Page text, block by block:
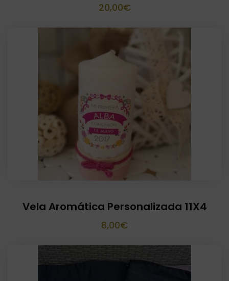
20,00€
Vela Aromática Personalizada 11X4
8,00€